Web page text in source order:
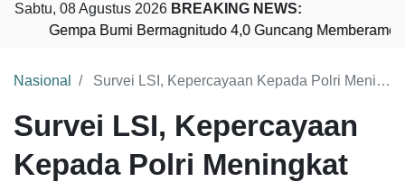
Sabtu, 08 Agustus 2026 BREAKING NEWS:
Gempa Bumi Bermagnitudo 4,0 Guncang Memberamo
Nasional Survei LSI, Kepercayaan Kepada Polri Meningkat
Survei LSI, Kepercayaan
Kepada Polri Meningkat